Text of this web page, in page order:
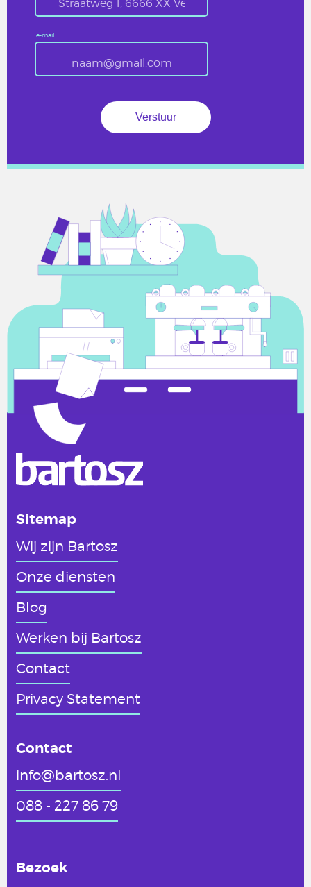
e-mail
Sitemap
Wij zijn Bartosz
Onze diensten
Blog
Werken bij Bartosz
Contact
Privacy Statement
Contact
info@bartosz.nl
088 - 227 86 79
Bezoek